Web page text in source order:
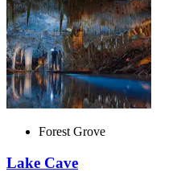
Forest Grove
Lake Cave